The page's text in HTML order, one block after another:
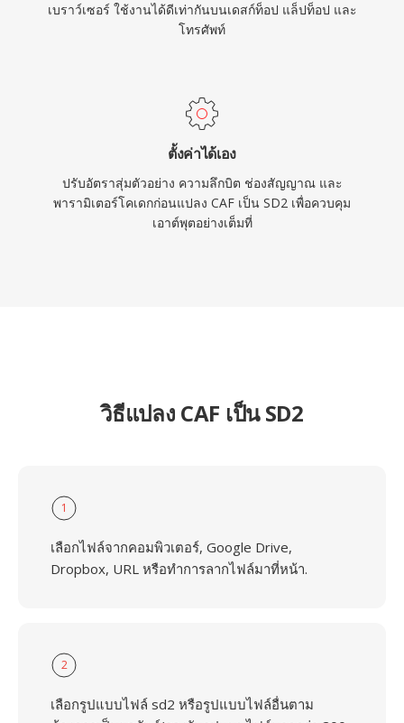
เบราว์เซอร์ ใช้งานได้ดีเท่ากันบนเดสก์ท็อป แล็ปท็อป และ
โทรศัพท์
ตั้งค่าได้เอง
ปรับอัตราสุ่มตัวอย่าง ความลึกบิต ช่องสัญญาณ และ
พารามิเตอร์โคเดกก่อนแปลง CAF เป็น SD2 เพื่อควบคุม
เอาต์พุตอย่างเต็มที่
วิธีแปลง CAF เป็น SD2
1
เลือกไฟล์จากคอมพิวเตอร์, Google Drive,
Dropbox, URL หรือทำการลากไฟล์มาที่หน้า.
2
เลือกรูปแบบไฟล์ sd2 หรือรูปแบบไฟล์อื่นตาม